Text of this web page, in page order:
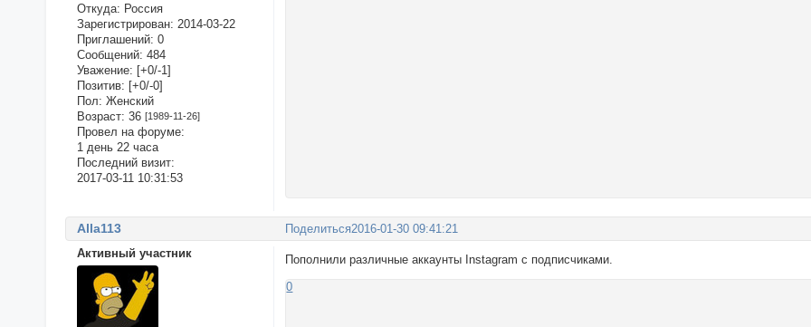
Откуда: Россия
Зарегистрирован: 2014-03-22
Приглашений: 0
Сообщений: 484
Уважение: [+0/-1]
Позитив: [+0/-0]
Пол: Женский
Возраст: 36 [1989-11-26]
Провел на форуме:
1 день 22 часа
Последний визит:
2017-03-11 10:31:53
Поделиться2016-01-30 09:41:21
Alla113
Активный участник
Пополнили различные аккаунты Instagram с подписчиками.
0